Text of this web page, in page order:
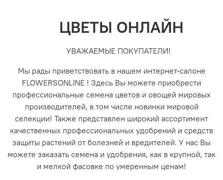
ЦВЕТЫ ОНЛАЙН
УВАЖАЕМЫЕ ПОКУПАТЕЛИ!
Мы рады приветствовать в нашем интернет-салоне
FLOWERSONLINE ! Здесь Вы можете приобрести
профессиональные семена цветов и овощей мировых
производителей, в том числе новинки мировой
селекции! Также представлен широкий ассортимент
качественных профессиональных удобрений и средств
защиты растений от болезней и вредителей. У нас Вы
можете заказать семена и удобрения, как в крупной, так
и мелкой фасовке по умеренным ценам!